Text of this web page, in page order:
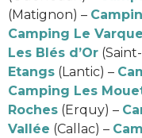
(Matignon) –
Camping Le
Les Blés d’Or
Etangs (Lantic) –
Camping Les
Roches (Erquy) –
Vallée (Callac) –